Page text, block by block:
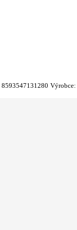
8593547131280 Výrobce: